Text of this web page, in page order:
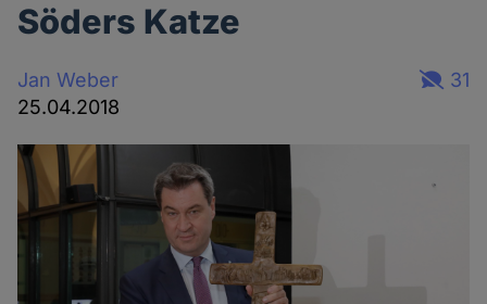
Söders Katze
Jan Weber
25.04.2018
31